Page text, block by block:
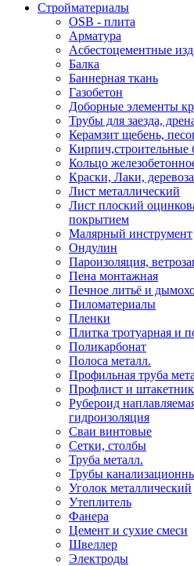
Стройматериалы
OSB - плита
Арматура
Асбестоцементные
Балка
Баннерная ткань
Газобетон
Доборные элементы
Трубы для заезда,
Керамзит щебень,
Кирпич,строительные
Кольцо
Краски, Лаки,
Лист металлический
Лист плоский
покрытием
Малярный инструмент
Ондулин
Пароизоляция,
Пена монтажная
Печное литьё и
Пиломатериалы
Пленки
Плитка тротуарная и
Поликарбонат
Полоса металл.
Профильная труба
Профлист и штакетник
Рубероид
гидроизоляция
Сваи винтовые
Сетки, столбы
Труба металл.
Трубы
Уголок металлический
Утеплитель
Фанера
Цемент и сухие смеси
Швеллер
Электроды